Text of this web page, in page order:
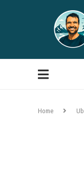
Home